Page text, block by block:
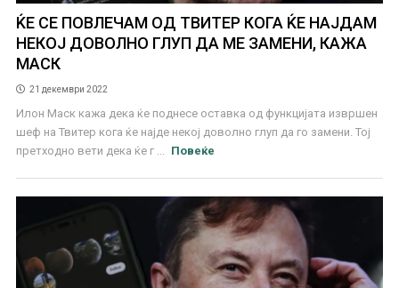
ЌЕ СЕ ПОВЛЕЧАМ ОД ТВИТЕР КОГА ЌЕ НАЈДАМ
НЕКОЈ ДОВОЛНО ГЛУП ДА МЕ ЗАМЕНИ, КАЖА
МАСК
21 декември 2022
Илон Маск кажа дека ќе поднесе оставка од функцијата извршен
шеф на Твитер кога ќе најде некој доволно глуп да го замени. Тој
претходно вети дека ќе г ...
Повеќе